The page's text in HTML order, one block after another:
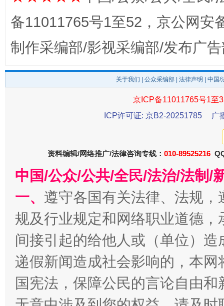
东山县通报“牛蛙产品抗生素超标问题” 法
千年窑火 生生不息 一
备11011765号1至52，京公网安
制作采编部/影视采编部/发布广
关于我们 公众采编部 法律声明 | 中国
京ICP备11011765号1至
ICP许可证: 京B2-20251785
广
资料编辑/网络推广/法律咨询专线： 010-89525216
中国/公众/公共/全民/法治/法制/
一、 遵守各国有关法律、法规
规及行业规定和网络职业道德
间接引起的给他人或（单位）
递假新闻造成社会影响的，本
国宪法，保障公民的言论自由